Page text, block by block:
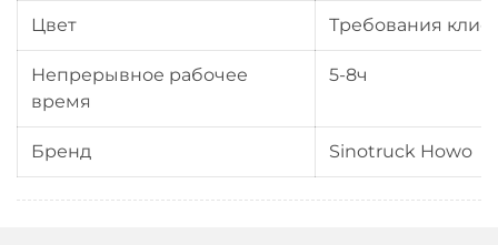
Цвет Требования
Непрерывное рабочее
время
5-8ч
Бренд Sinotruck Howo